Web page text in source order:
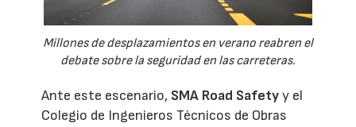
Millones de desplazamientos en verano reabren el
debate sobre la seguridad en las carreteras.
Ante este escenario, SMA Road Safetyy el
Colegio de Ingenieros Técnicos de Obras